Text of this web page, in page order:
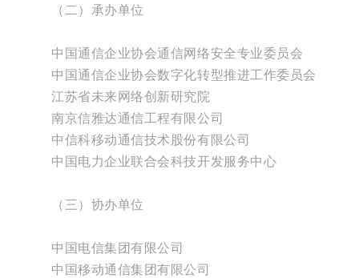
（二）承办单位
中国通信企业协会通信网络安全专业委员会
中国通信企业协会数字化转型推进工作委员会
江苏省未来网络创新研究院
南京信雅达通信工程有限公司
中信科移动通信技术股份有限公司
中国电力企业联合会科技开发服务中心
（三）协办单位
中国电信集团有限公司
中国移动通信集团有限公司